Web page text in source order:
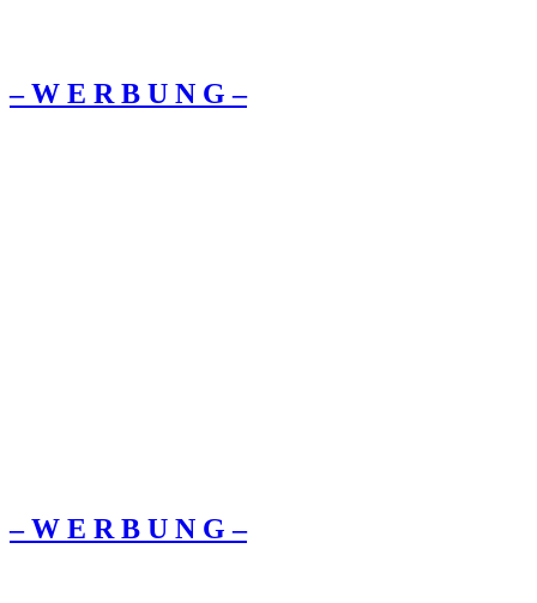
– W Ε R Β U Ν G –
– W Ε R Β U Ν G –